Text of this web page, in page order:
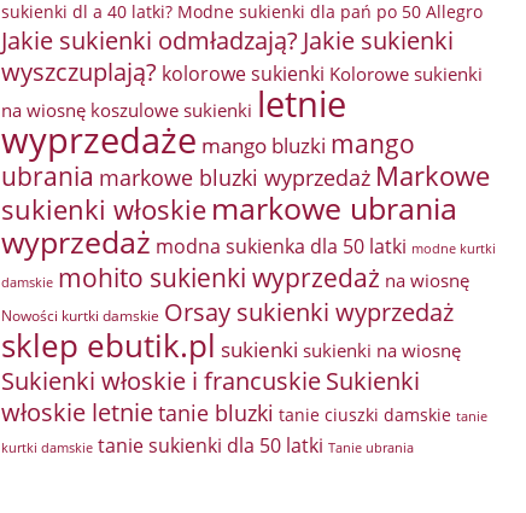
sukienki dl a 40 latki? Modne sukienki dla pań po 50 Allegro
Jakie sukienki odmładzają? Jakie sukienki
wyszczuplają? kolorowe sukienki Kolorowe sukienki
na wiosnę koszulowe sukienki letnie
wyprzedaże mango bluzki mango
ubrania markowe bluzki wyprzedaż Markowe
sukienki włoskie markowe ubrania
wyprzedaż modna sukienka dla 50 latki modne kurtki
damskie mohito sukienki wyprzedaż na wiosnę
Nowości kurtki damskie Orsay sukienki wyprzedaż
sklep ebutik.pl sukienki sukienki na wiosnę
Sukienki włoskie i francuskieSukienki
włoskie letnietanie bluzki tanie ciuszki damskie tanie
kurtki damskie tanie sukienki dla 50 latki Tanie ubrania